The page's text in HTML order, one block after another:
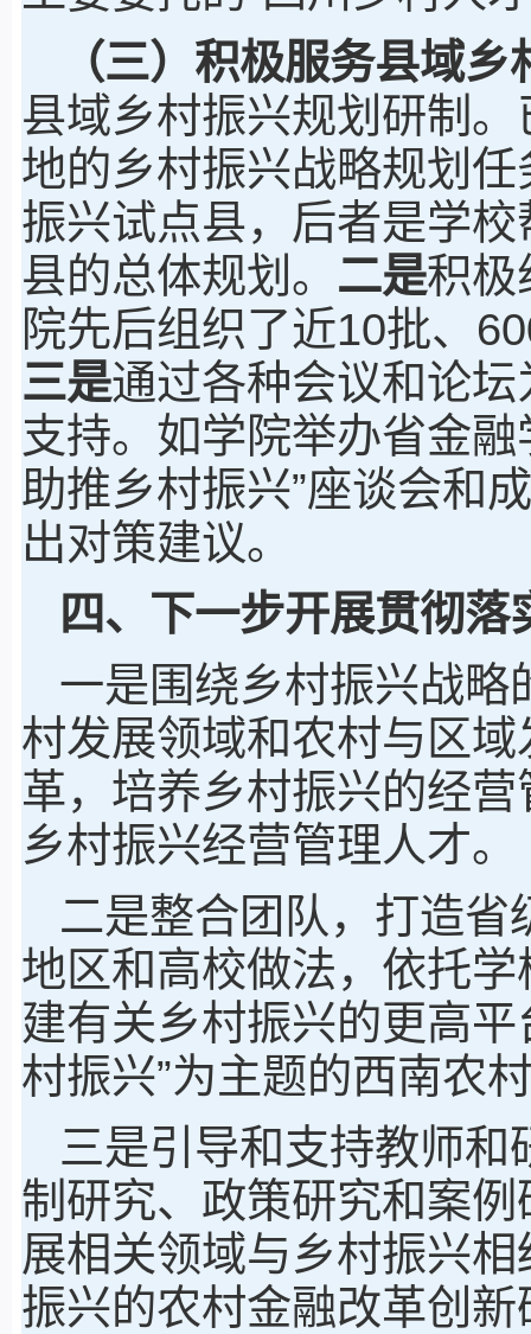
（三）积极服务县域
县域乡村振兴规划研制
地的乡村振兴战略规划
振兴试点县，后者是学
县的总体规划。 二是积极
院先后组织了近10批、
三是通过各种会议和论
支持。如学院举办省金
助推乡村振兴”座谈会和
出对策建议。
四、下一步开展贯彻
一是围绕乡村振兴战略
村发展领域和农村与区
革，培养乡村振兴的经
乡村振兴经营管理人才。
二是整合团队，打造
地区和高校做法，依托
建有关乡村振兴的更高
村振兴”为主题的西南农
三是引导和支持教师
制研究、政策研究和案
展相关领域与乡村振兴
振兴的农村金融改革创新